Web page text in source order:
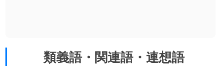
類義語・関連語・連想語